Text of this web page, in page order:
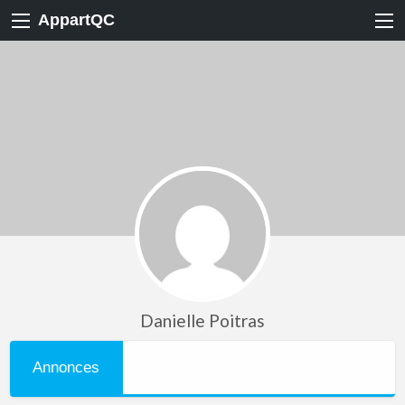
AppartQC
Danielle Poitras
Annonces